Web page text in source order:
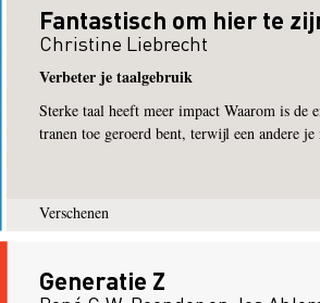
Fantastisch om hier te
Christine Liebrecht
Verbeter je taalgebruik
Sterke taal heeft meer impact Waarom is de
tranen toe geroerd bent, terwijl een andere je
Verschenen
Generatie Z